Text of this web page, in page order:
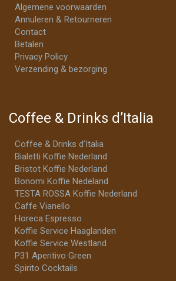
Algemene voorwaarden
Annuleren & Retourneren
Contact
Betalen
Privacy Policy
Verzending & bezorging
Coffee & Drinks d’Italia
Coffee & Drinks d’Italia
Bialetti Koffie Nederland
Bristot Koffie Nederland
Bonomi Koffie Nedeland
TESTA ROSSA Koffie Nederland
Caffe Vianello
Horeca Espresso
Koffie Service Haaglanden
Koffie Service Westland
P31 Aperitivo Green
Spirito Cocktails